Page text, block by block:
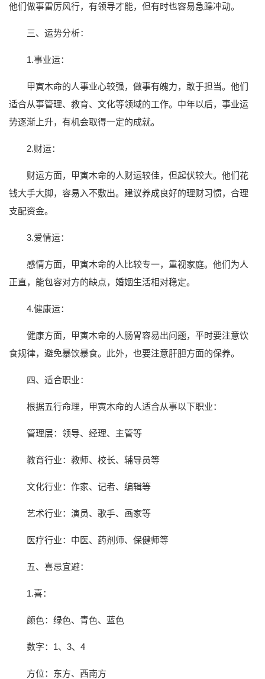
他们做事雷厉风行，有领导才能，但有时也容易急躁冲动。
三、运势分析：
1.事业运：
甲寅木命的人事业心较强，做事有魄力，敢于担当。他们
适合从事管理、教育、文化等领域的工作。中年以后，事业运
势逐渐上升，有机会取得一定的成就。
2.财运：
财运方面，甲寅木命的人财运较佳，但起伏较大。他们花
钱大手大脚，容易入不敷出。建议养成良好的理财习惯，合理
支配资金。
3.爱情运：
感情方面，甲寅木命的人比较专一，重视家庭。他们为人
正直，能包容对方的缺点，婚姻生活相对稳定。
4.健康运：
健康方面，甲寅木命的人肠胃容易出问题，平时要注意饮
食规律，避免暴饮暴食。此外，也要注意肝胆方面的保养。
四、适合职业：
根据五行命理，甲寅木命的人适合从事以下职业：
管理层：领导、经理、主管等
教育行业：教师、校长、辅导员等
文化行业：作家、记者、编辑等
艺术行业：演员、歌手、画家等
医疗行业：中医、药剂师、保健师等
五、喜忌宜避：
1.喜：
颜色：绿色、青色、蓝色
数字：1、3、4
方位：东方、西南方